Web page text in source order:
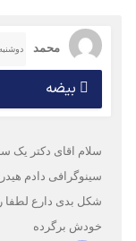
محمد دوشنبه ۲۷ خرداد ۹۸( 7 سال
بیضه
سلام اقای دکتر
سینوگرافی دادم
شکل بدی دارع لطفا
خودش برگرده